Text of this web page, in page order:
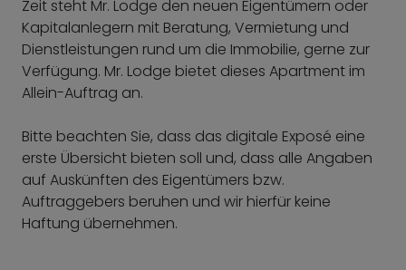
Zeit steht Mr. Lodge den neuen Eigentümern oder
Kapitalanlegern mit Beratung, Vermietung und
Dienstleistungen rund um die Immobilie, gerne zur
Verfügung. Mr. Lodge bietet dieses Apartment im
Allein-Auftrag an.
Bitte beachten Sie, dass das digitale Exposé eine
erste Übersicht bieten soll und, dass alle Angaben
auf Auskünften des Eigentümers bzw.
Auftraggebers beruhen und wir hierfür keine
Haftung übernehmen.